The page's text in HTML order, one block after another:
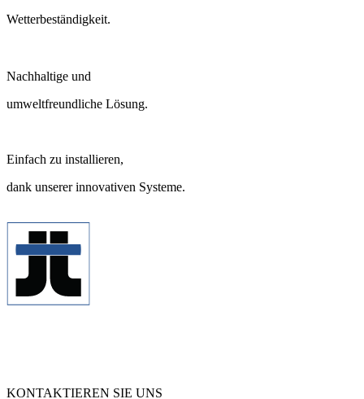
Wetterbeständigkeit.
Nachhaltige und
umweltfreundliche Lösung.
Einfach zu installieren,
dank unserer innovativen Systeme.
KONTAKTIEREN SIE UNS